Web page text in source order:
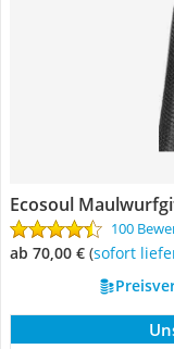
Ecosoul
100
ab 70,00 € ( Sofort